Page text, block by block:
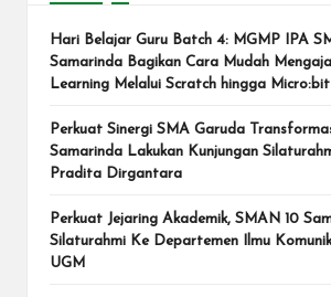
Hari Belajar Guru Batch 4: MGMP IPA
Samarinda Bagikan Cara Mudah
Learning Melalui Scratch hingga Micro:bit
Perkuat Sinergi SMA Garuda
Samarinda Lakukan Kunjungan
Pradita Dirgantara
Perkuat Jejaring Akademik, SMAN 10
Silaturahmi Ke Departemen Ilmu
UGM